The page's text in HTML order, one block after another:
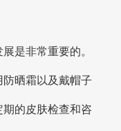
是非常重要的。
晒霜以及戴帽子
的皮肤检查和咨